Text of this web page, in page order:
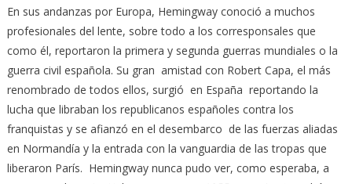
En sus andanzas por Europa, Hemingway conoció a muchos
profesionales del lente, sobre todo a los corresponsales que
como él, reportaron la primera y segunda guerras mundiales o la
guerra civil española. Su gran amistad con Robert Capa, el más
renombrado de todos ellos, surgió en España reportando la
lucha que libraban los republicanos españoles contra los
franquistas y se afianzó en el desembarco de las fuerzas aliadas
en Normandía y la entrada con la vanguardia de las tropas que
liberaron París. Hemingway nunca pudo ver, como esperaba, a